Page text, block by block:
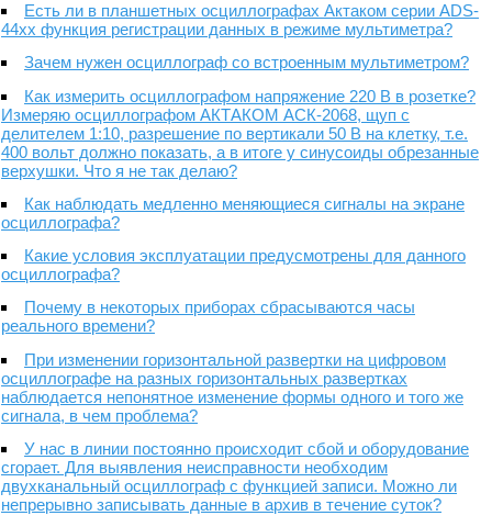
Есть ли в планшетных осциллографах Актаком серии ADS-
44xx функция регистрации данных в режиме мультиметра?
Зачем нужен осциллограф со встроенным мультиметром?
Как измерить осциллографом напряжение 220 В в розетке?
Измеряю осциллографом АКТАКОМ АСК-2068, щуп с
делителем 1:10, разрешение по вертикали 50 В на клетку, т.е.
400 вольт должно показать, а в итоге у синусоиды обрезанные
верхушки. Что я не так делаю?
Как наблюдать медленно меняющиеся сигналы на экране
осциллографа?
Какие условия эксплуатации предусмотрены для данного
осциллографа?
Почему в некоторых приборах сбрасываются часы
реального времени?
При изменении горизонтальной развертки на цифровом
осциллографе на разных горизонтальных развертках
наблюдается непонятное изменение формы одного и того же
сигнала, в чем проблема?
У нас в линии постоянно происходит сбой и оборудование
сгорает. Для выявления неисправности необходим
двухканальный осциллограф с функцией записи. Можно ли
непрерывно записывать данные в архив в течение суток?